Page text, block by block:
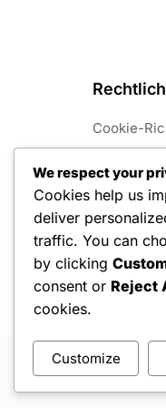
Cookie-
Unsere
We respect your
Cookies help us
deliver
traffic. You can
by clicking
consent or Reject
cookies.
Customize